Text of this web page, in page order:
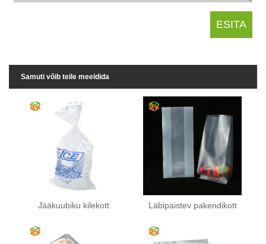
Samuti võib teile meeldida
Jääkuubiku kilekott Läbipaistev pakendikott